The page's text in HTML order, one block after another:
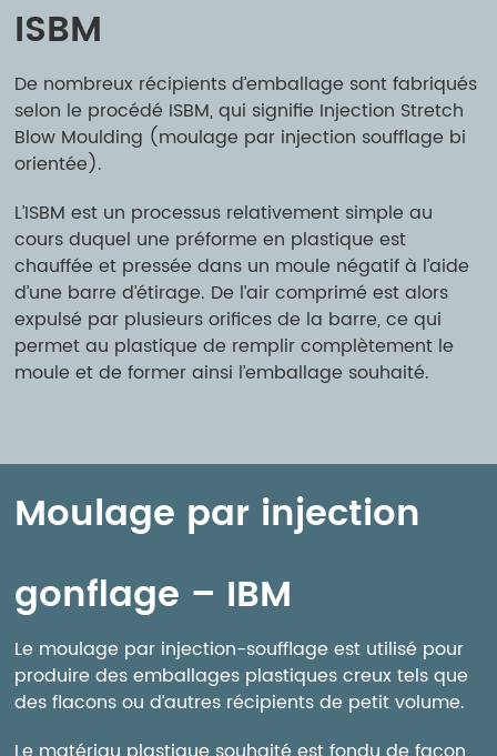
ISBM
De nombreux récipients d’emballage sont fabriqués
selon le procédé ISBM, qui signifie Injection Stretch
Blow Moulding (moulage par injection soufflage bi
orientée).
L’ISBM est un processus relativement simple au
cours duquel une préforme en plastique est
chauffée et pressée dans un moule négatif à l’aide
d’une barre d’étirage. De l’air comprimé est alors
expulsé par plusieurs orifices de la barre, ce qui
permet au plastique de remplir complètement le
moule et de former ainsi l’emballage souhaité.
Moulage par injection
gonflage – IBM
Le moulage par injection-soufflage est utilisé pour
produire des emballages plastiques creux tels que
des flacons ou d’autres récipients de petit volume.